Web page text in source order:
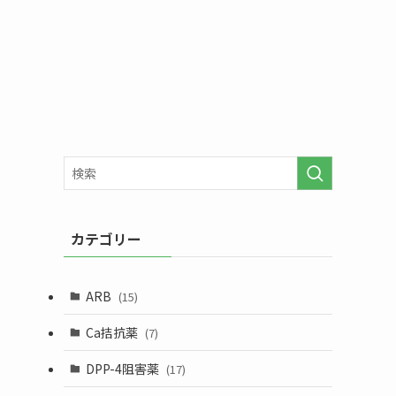
カテゴリー
ARB (15)
Ca拮抗薬 (7)
DPP-4阻害薬 (17)